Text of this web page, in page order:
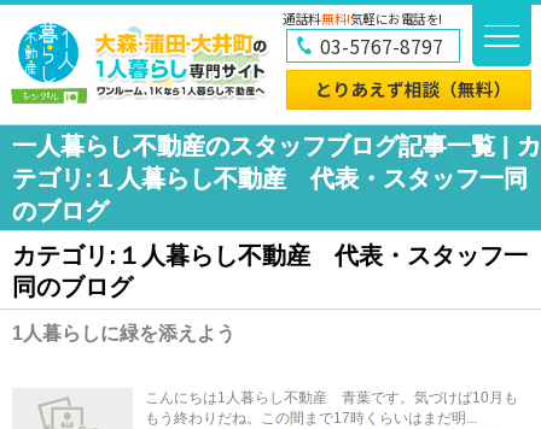
通話料無料!気軽にお電話を!
03-5767-8797
一人暮らし不動産のスタッフブログ記事一覧 | カ
テゴリ:１人暮らし不動産 代表・スタッフ一同
のブログ
カテゴリ:１人暮らし不動産 代表・スタッフ一
同のブログ
1人暮らしに緑を添えよう
こんにちは1人暮らし不動産 青葉です。気づけば10月も
もう終わりだね。この間まで17時くらいはまだ明...